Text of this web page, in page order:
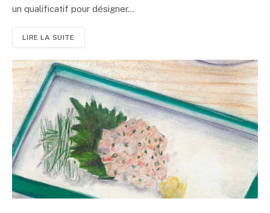
un qualificatif pour désigner...
LIRE LA SUITE